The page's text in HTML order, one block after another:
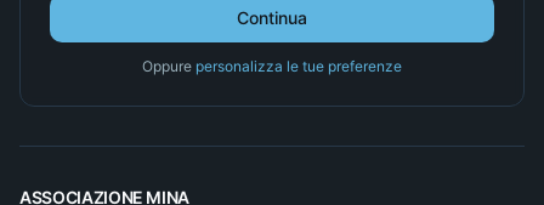
Continua
Oppure personalizza le tue preferenze
ASSOCIAZIONE MINA